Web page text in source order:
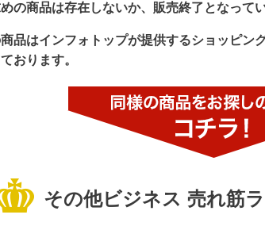
の商品は存在しないか、販売終了となって
品はインフォトップが提供するショッピン
おります。
その他ビジネス 売れ筋